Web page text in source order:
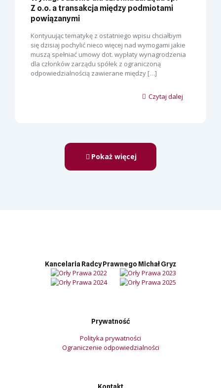
Z o.o. a transakcja między podmiotami
powiązanymi
Kontyuując tematykę z ostatniego wpisu chciałbym
się dzisiaj pochylić nieco więcej nad wymogami jakie
muszą spełniać umowy dot. wypłaty wynagrodzenia
dla członków zarządu spółek z ograniczoną
odpowiedzialnością zawierane między […]
Czytaj dalej
Pokaż więcej
Kancelaria Radcy Prawnego Michał Gryz
Prywatność
Polityka prywatności
Ograniczenie odpowiedzialności